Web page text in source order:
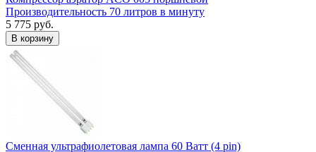
Производительность 70 литров в минуту
5 775 руб.
В корзину
Сменная ультрафиолетовая лампа 60 Ватт (4 pin)